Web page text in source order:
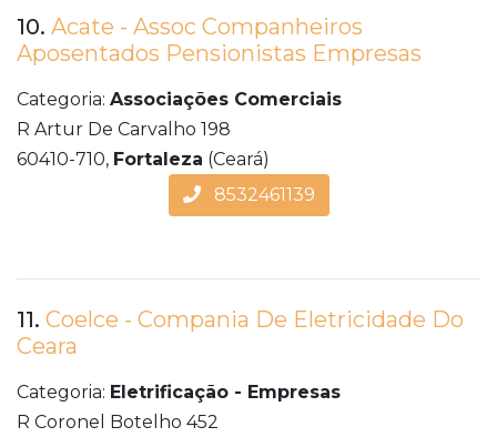
10. Acate - Assoc Companheiros
Aposentados Pensionistas Empresas
Categoria: Associações Comerciais
R Artur De Carvalho 198
60410-710, Fortaleza (Ceará)
8532461139
11. Coelce - Compania De Eletricidade Do
Ceara
Categoria: Eletrificação - Empresas
R Coronel Botelho 452